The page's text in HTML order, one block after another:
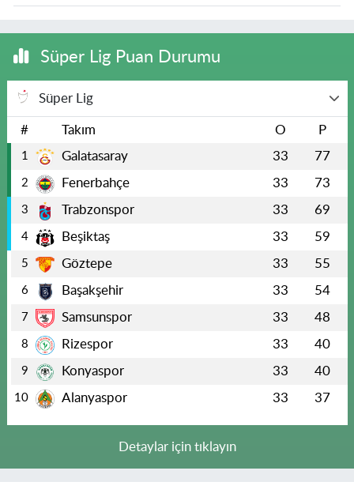
Süper Lig Puan Durumu
Süper Lig
# Takım O P
1 Galatasaray 33 77
2 Fenerbahçe 33 73
3 Trabzonspor 33 69
4 Beşiktaş 33 59
5 Göztepe 33 55
6 Başakşehir 33 54
7 Samsunspor 33 48
8 Rizespor 33 40
9 Konyaspor 33 40
10 Alanyaspor 33 37
Detaylar için tıklayın